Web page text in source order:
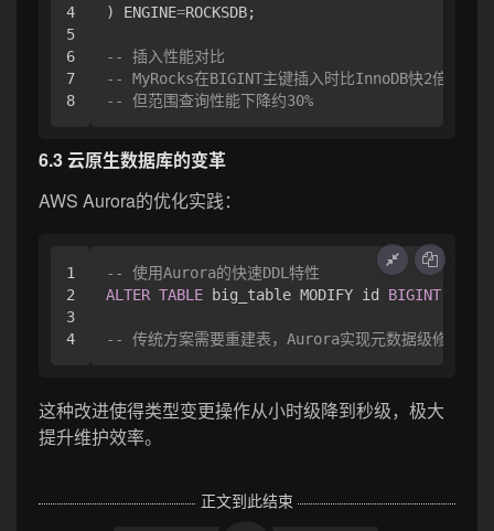
4
5
6
7
) ENGINE=ROCKSDB;
-- 插入性能对比
-- MyRocks在BIGINT主键插入时比InnoDB快2倍
-- 但范围查询性能下降约30%
6.3 云原生数据库的变革
AWS Aurora的优化实践：
1
2
3
-- 使用Aurora的快速DDL特性
ALTER TABLE big_table MODIFY id BIGINT
-- 传统方案需要重建表，Aurora实现元数据级修改
这种改进使得类型变更操作从小时级降到秒级，极大
提升维护效率。
正文到此结束